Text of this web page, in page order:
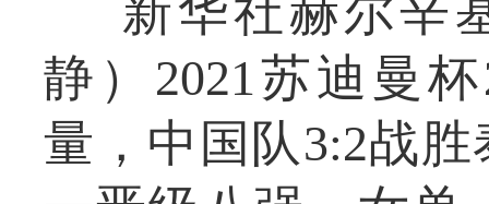
新华社赫尔辛
静）2021苏迪曼
量，中国队3:2战